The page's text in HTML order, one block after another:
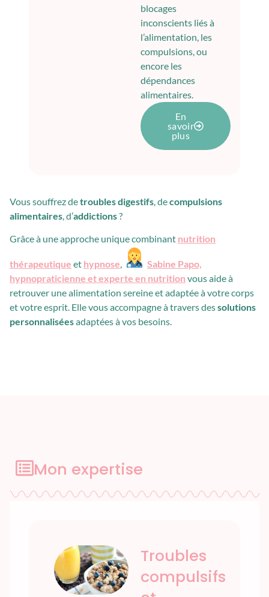
blocages
inconscients liés à
l’alimentation, les
compulsions, ou
encore les
dépendances
alimentaires.
En
savoir
plus
Vous souffrez detroubles digestifs, decompulsions
alimentaires, d’addictions?
Grâce à une approche unique combinant nutrition
thérapeutique et hypnose,
Sabine Papo,
hypnopraticienne et experte en nutrition vous aide à
retrouver une alimentation sereine et adaptée à votre corps
et votre esprit. Elle vous accompagne à travers dessolutions
personnaliséesadaptées à vos besoins.
Mon expertise
Troubles
compulsifs